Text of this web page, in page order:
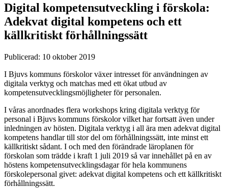
Digital kompetensutveckling i förskola:
Adekvat digital kompetens och ett
källkritiskt förhållningssätt
Publicerad: 10 oktober 2019
I Bjuvs kommuns förskolor växer intresset för användningen av
digitala verktyg och matchas med ett ökat utbud av
kompetensutvecklingsmöjligheter för personalen.
I våras anordnades flera workshops kring digitala verktyg för
personal i Bjuvs kommuns förskolor vilket har fortsatt även under
inledningen av hösten. Digitala verktyg i all ära men adekvat digital
kompetens handlar till stor del om förhållningssätt, inte minst ett
källkritiskt sådant. I och med den förändrade läroplanen för
förskolan som trädde i kraft 1 juli 2019 så var innehållet på en av
höstens kompetensutvecklingsdagar för hela kommunens
förskolepersonal givet: adekvat digital kompetens och ett källkritiskt
förhållningssätt.